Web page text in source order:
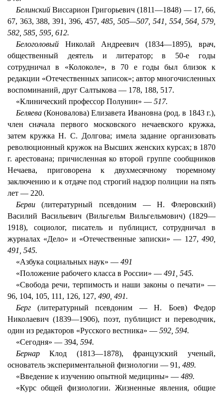
Белинский Виссарион Григорьевич (1811—1848) — 17, 66,
67, 363, 388, 391, 396, 457,485, 505—507, 541, 554, 564, 579,
582, 585, 595, 612.
Белоголовый Николай Андреевич (1834—1895), врач,
общественный деятель и литератор; в 50-е годы
сотрудничал в «Колоколе», в 70 е годы был близок к
редакции «Отечественных записок»; автор многочисленных
воспоминаний, друг Салтыкова — 178, 188, 517.
«Клинический профессор Полунин» — 517.
Беляева(Коновалова) Елизавета Ивановна (род. в 1843 г.),
член сначала первого московского нечаевского кружка,
затем кружка Н. С. Долгова; имела задание организовать
революционный кружок на Высших женских курсах; в 1870
г. арестована; причисленная ко второй группе сообщников
Нечаева, приговорена к двухмесячному тюремному
заключению и к отдаче под строгий надзор полиции на пять
лет — 220.
Берви(литературный псевдоним — Н. Флеровский)
Василий Васильевич (Вильгельм Вильгельмович) (1829—
1918), социолог, писатель и публицист, сотрудничал в
журналах «Дело» и «Отечественные записки» — 127, 490,
491, 545.
«Азбука социальных наук» — 491
«Положение рабочего класса в России» — 491, 545.
«Свобода речи, терпимость и наши законы о печати» —
96, 104, 105, 111, 126, 127, 490, 491.
Берг(литературный псевдоним — Н. Боев) Федор
Николаевич (1839—1906), поэт, публицист и переводчик,
один из редакторов «Русского вестника» — 592, 594.
«Сегодня» — 394, 594.
БернарКлод (1813—1878), французский ученый,
основатель экспериментальной физиологии — 91, 489.
«Введение к изучению опытной медицины» — 489.
«Курс общей физиологии. Жизненные явления, общие